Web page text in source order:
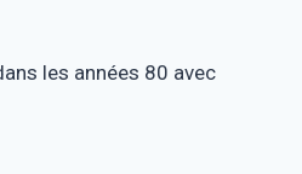
les années 80 avec